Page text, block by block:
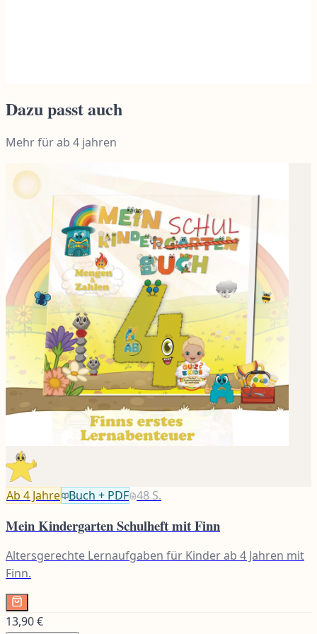
Dazu passt auch
Mehr fürab 4 jahren
Ab 4 Jahre Buch + PDF 48 S.
Mein Kindergarten Schulheft mit Finn
Altersgerechte Lernaufgaben für Kinder ab 4 Jahren mit
Finn.
13,90 €